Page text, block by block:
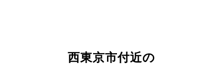
西東京市付近の